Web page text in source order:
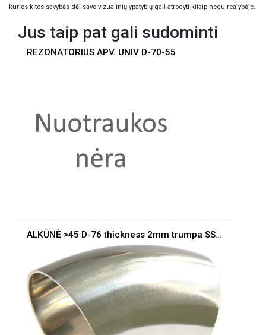
kurios kitos savybės dėl savo vizualinių ypatybių gali atrodyti kitaip negu realybėje.
Jus taip pat gali sudominti
REZONATORIUS APV. UNIV D-70-55
ALKŪNĖ >45 D-76 thickness 2mm trumpa SS304